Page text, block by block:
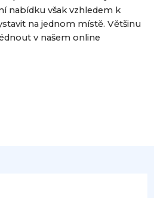
nabídku však vzhledem k
na jednom místě. Většinu
v našem online